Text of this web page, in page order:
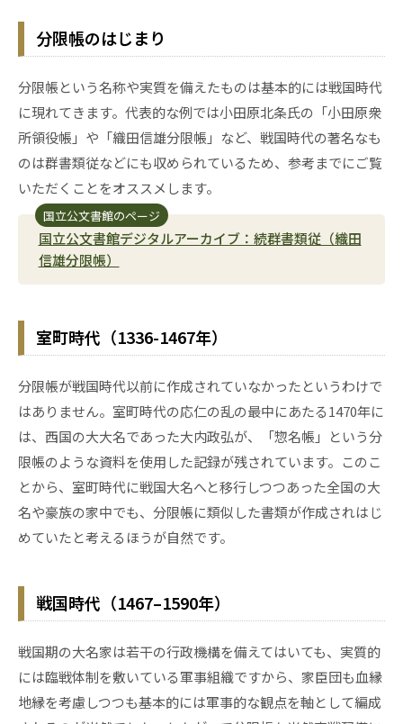
分限帳のはじまり
分限帳という名称や実質を備えたものは基本的には戦国時代
に現れてきます。代表的な例では小田原北条氏の「小田原衆
所領役帳」や「織田信雄分限帳」など、戦国時代の著名なも
のは群書類従などにも収められているため、参考までにご覧
いただくことをオススメします。
国立公文書館のページ
国立公文書館デジタルアーカイブ：続群書類従（織田
信雄分限帳）
室町時代（1336-1467年）
分限帳が戦国時代以前に作成されていなかったというわけで
はありません。室町時代の応仁の乱の最中にあたる1470年に
は、西国の大大名であった大内政弘が、「惣名帳」という分
限帳のような資料を使用した記録が残されています。このこ
とから、室町時代に戦国大名へと移行しつつあった全国の大
名や豪族の家中でも、分限帳に類似した書類が作成されはじ
めていたと考えるほうが自然です。
戦国時代（1467–1590年）
戦国期の大名家は若干の行政機構を備えてはいても、実質的
には臨戦体制を敷いている軍事組織ですから、家臣団も血縁
地縁を考慮しつつも基本的には軍事的な観点を軸として編成